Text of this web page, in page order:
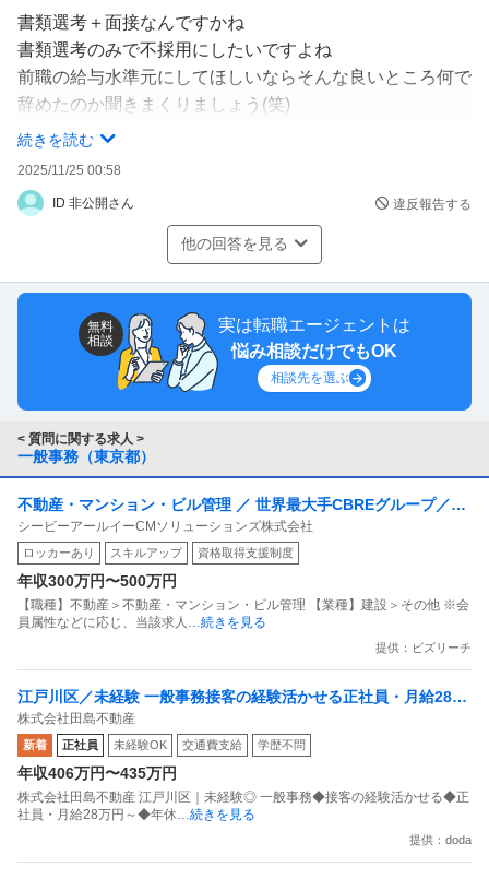
再度応募者から電話が出来て「すぐ連絡は取れないんです
よね？今から運転して電話に出れないので折り返しは結構
です」と言ったくせに、「いま電話に出てる人はパートで
すか？」「応募者は結構いますか？」「すぐ面接できるん
め。
どの方面から見ても厄介者にしか見えないのですが、どう
思いますか？
ったのに 先ほど「その後の流れってどうなるんでしょうか？あれからどうな
りましたか？」と直接連絡が来ましたｗｗｗｗｗｗｗｗ その後の流れってど
うなるんでしょうか？ってもう採用決まった体なんですかね？ｗｗｗもう笑
うしかありませんｗｗｗｗｗｗ
書類選考＋面接なんですかね
書類選考のみで不採用にしたいですよね
前職の給与水準元にしてほしいならそんな良いところ何で
辞めたのか聞きまくりましょう(笑)
そしてうちは中小企業なので期待しないでくださいってき
面接であぁ落ちたなって思ってもらいましょう(笑)
続きを読む
2025/11/25 00:58
ID 非公開さん 違反報告する
他の回答を見る
無料
相談
実は転職エージェントは
悩み相談だけでもOK
相談先を選ぶ
< 質問に関する求人 >
一般事務（東京都）
不動産・マンション・ビル管理 ／ 世界最大手CBREグループ／ク
ライアント先の働く環境を支える「総務・オフィス運営担当」
（東京）
シービーアールイーCMソリューションズ株式会社
ロッカーあり スキルアップ 資格取得支援制度
年収300万円〜500万円
【職種】不動産＞不動産・マンション・ビル管理 【業種】建設＞その他 ※会
員属性などに応じ、当該求人 …続きを見る
提供：ビズリーチ
江戸川区／未経験 一般事務接客の経験活かせる正社員・月給28万
円～年休120日残業なし推奨
株式会社田島不動産
新着 正社員 未経験OK 交通費支給 学歴不問
年収406万円〜435万円
株式会社田島不動産 江戸川区｜未経験◎ 一般事務◆接客の経験活かせる◆正
社員・月給28万円～◆年休…続きを見る
提供：doda